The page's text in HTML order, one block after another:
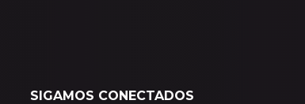
SIGAMOS CONECTADOS